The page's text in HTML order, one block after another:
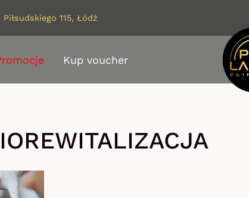
Piłsudskiego 115, Łódź
Kup voucher